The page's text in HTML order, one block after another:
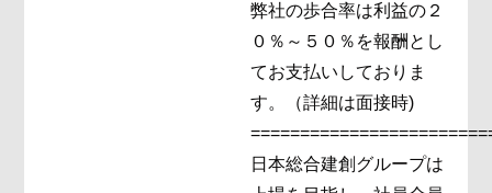
弊社の歩合率は利益の２
０％～５０％を報酬とし
てお支払いしておりま
す。（詳細は面接時)
日本総合建創グループは